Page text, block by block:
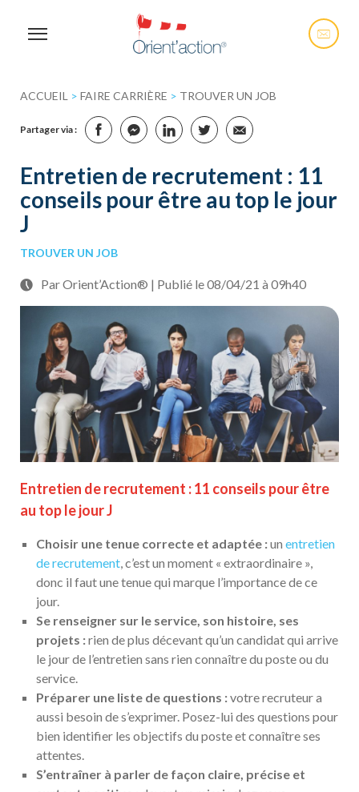
ACCUEIL > FAIRE CARRIÈRE > TROUVER UN JOB
Partager via :
Entretien de recrutement : 11
conseils pour être au top le jour
J
TROUVER UN JOB
Par Orient’Action® | Publié le 08/04/21 à 09h40
Entretien de recrutement : 11 conseils pour être
au top le jour J
Choisir une tenue correcte et adaptée :un entretien
de recrutement, c’est un moment « extraordinaire »,
donc il faut une tenue qui marque l’importance de ce
jour.
Se renseigner sur le service, son histoire, ses
projets :rien de plus décevant qu’un candidat qui arrive
le jour de l’entretien sans rien connaître du poste ou du
service.
Préparer une liste de questions :votre recruteur a
aussi besoin de s’exprimer. Posez-lui des questions pour
bien identifier les objectifs du poste et connaître ses
attentes.
S’entraîner à parler de façon claire, précise et